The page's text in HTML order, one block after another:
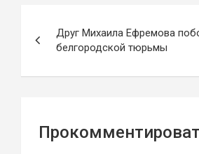
по
записям
Друг Михаила Ефремова
белгородской тюрьмы